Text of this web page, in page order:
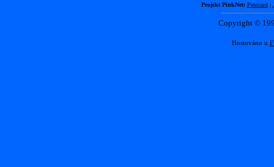
Projekt PinkNet: Postcard|
Copyright ©
Hostováno u